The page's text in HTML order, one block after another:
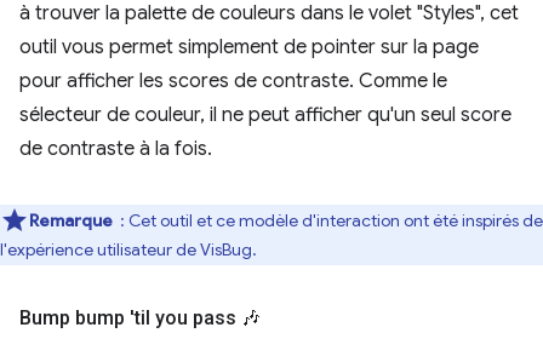
à trouver la palette de couleurs dans le volet "Styles", cet
outil vous permet simplement de pointer sur la page
pour afficher les scores de contraste. Comme le
sélecteur de couleur, il ne peut afficher qu'un seul score
de contraste à la fois.
Remarque : Cet outil et ce modèle d'interaction ont été inspirés de
l'expérience utilisateur de VisBug.
Bump bump 'til you pass 🎶